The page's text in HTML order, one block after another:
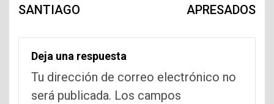
SANTIAGO
APRESADOS
Deja una respuesta
Tu dirección de correo electrónico no
será publicada. Los campos